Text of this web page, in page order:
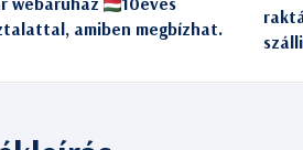
amiben megbízhat.